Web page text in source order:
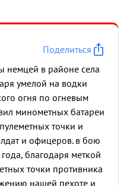
Поделиться
в районе села
умелой на водки
огня по огневым
минометных батареи
точки и
и офицеров. в бою
благодаря меткой
точки противника
нашей пехоте и